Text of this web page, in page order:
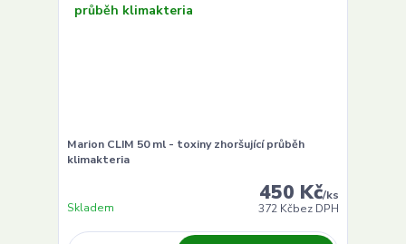
Marion CLIM 50 ml - toxiny zhoršující průběh
klimakteria
450 Kč/ks
372 Kčbez DPH
Skladem